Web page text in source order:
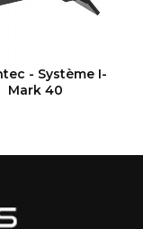
LE PRODUIT
- Système I-
Mark 40